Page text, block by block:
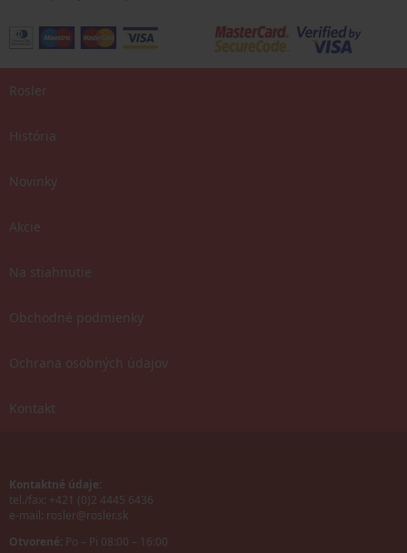
Rosler
História
Novinky
Akcie
Na stiahnutie
Obchodné podmienky
Ochrana osobných údajov
Kontakt
Kontaktné údaje:
tel./fax: +421 (0)2 4445 6436
e-mail: rosler@rosler.sk
Otvorené: Po – Pi 08:00 – 16:00